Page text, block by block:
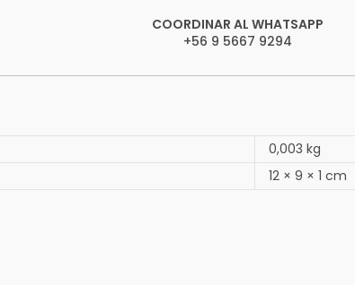
COORDINAR AL WHATSAPP
+56 9 5667 9294
0,003 kg
12 × 9 × 1 cm